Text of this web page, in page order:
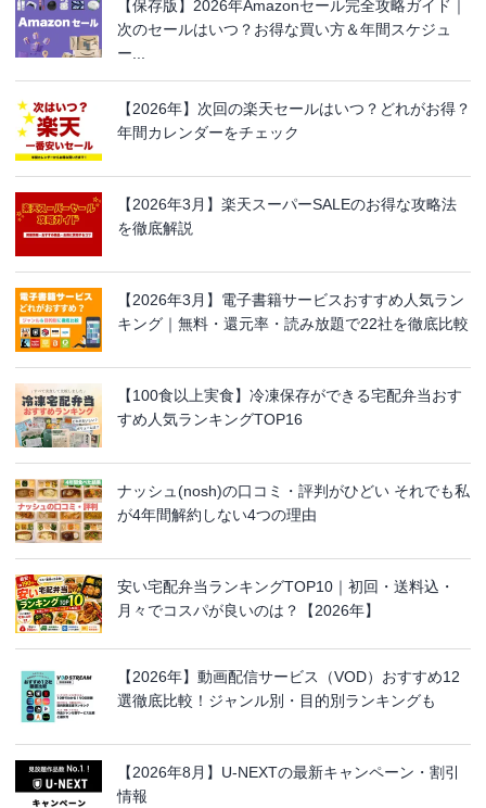
【保存版】2026年Amazonセール完全攻略ガイド｜
次のセールはいつ？お得な買い方＆年間スケジュ
ー...
【2026年】次回の楽天セールはいつ？どれがお得？
年間カレンダーをチェック
【2026年3月】楽天スーパーSALEのお得な攻略法
を徹底解説
【2026年3月】電子書籍サービスおすすめ人気ラン
キング｜無料・還元率・読み放題で22社を徹底比較
【100食以上実食】冷凍保存ができる宅配弁当おす
すめ人気ランキングTOP16
ナッシュ(nosh)の口コミ・評判がひどい それでも私
が4年間解約しない4つの理由
安い宅配弁当ランキングTOP10｜初回・送料込・
月々でコスパが良いのは？【2026年】
【2026年】動画配信サービス（VOD）おすすめ12
選徹底比較！ジャンル別・目的別ランキングも
【2026年8月】U-NEXTの最新キャンペーン・割引
情報